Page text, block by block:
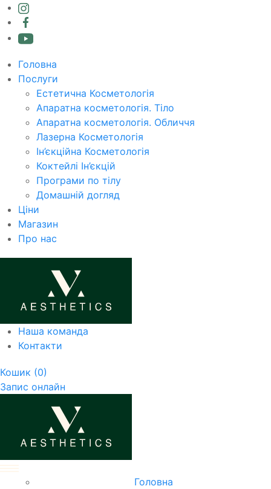
Головна
Послуги
Естетична Косметологія
Апаратна косметологія. Тіло
Апаратна косметологія. Обличчя
Лазерна Косметологія
Ін’єкційна Косметологія
Коктейлі Ін’єкцій
Програми по тілу
Домашній догляд
Ціни
Магазин
Про нас
Наша команда
Контакти
Кошик (0)
Запис онлайн
Головна